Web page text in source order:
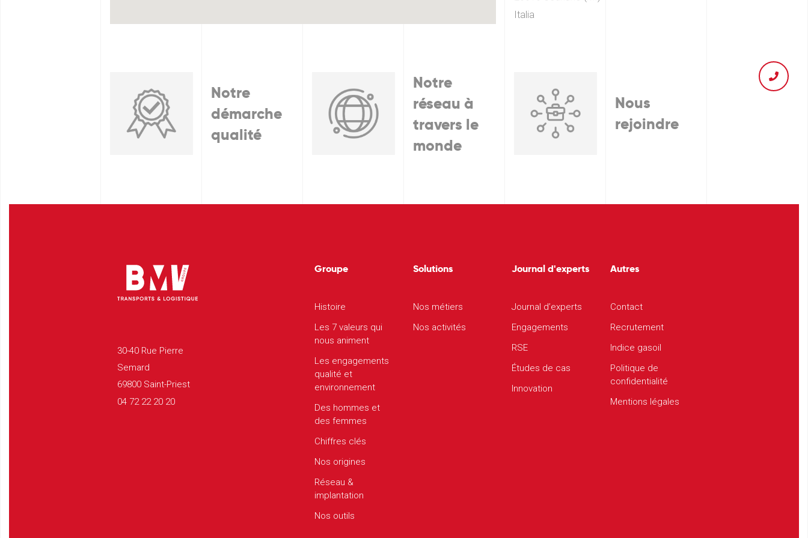
Italia
Notre
démarche
qualité
Notre
réseau à
travers le
monde
Nous
rejoindre
30-40 Rue Pierre
Semard
69800 Saint-Priest
04 72 22 20 20
Groupe
Histoire
Les 7 valeurs qui
nous animent
Les engagements
qualité et
environnement
Des hommes et
des femmes
Chiffres clés
Nos origines
Réseau &
implantation
Nos outils
Solutions
Nos métiers
Nos activités
Journal d'experts
Journal d’experts
Engagements
RSE
Études de cas
Innovation
Autres
Contact
Recrutement
Indice gasoil
Politique de
confidentialité
Mentions légales